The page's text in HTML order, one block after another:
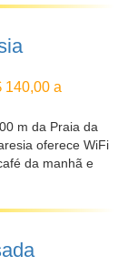
140,00 a
m da Praia da
oferece WiFi
da manhã e